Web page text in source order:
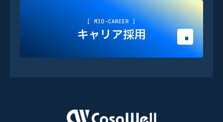
[ MID -CAREER ]
キャリア採用